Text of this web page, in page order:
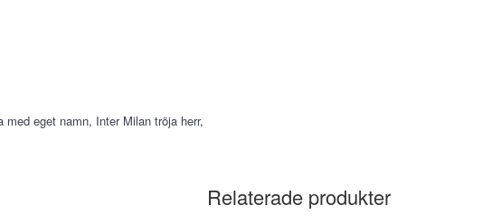
med eget namn, Inter Milan tröja herr,
Relaterade produkter